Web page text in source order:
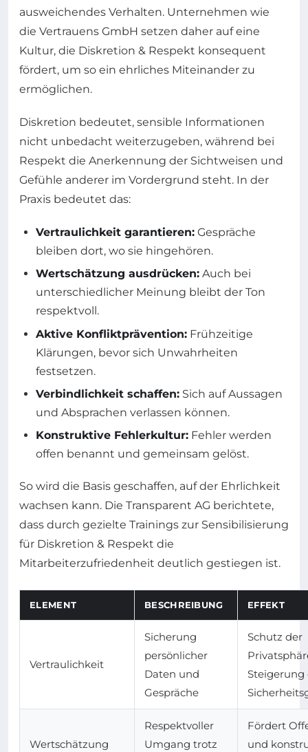
ausweichendes Verhalten. Unternehmen wie
die Vertrauens GmbH setzen daher auf eine
Kultur, die Diskretion & Respekt konsequent
fördert, um so ein ehrliches Miteinander zu
ermöglichen.
Diskretion bedeutet, sensible Informationen
nicht unbedacht weiterzugeben, während bei
Respekt die Anerkennung der Sichtweisen und
Gefühle anderer im Vordergrund steht. In der
Praxis bedeutet das:
Vertraulichkeit garantieren: Gespräche
bleiben dort, wo sie hingehören.
Wertschätzung ausdrücken: Auch bei
unterschiedlicher Meinung bleibt der Ton
respektvoll.
Aktive Konfliktprävention: Frühzeitige
Klärungen, bevor sich Unwahrheiten
festsetzen.
Verbindlichkeit schaffen: Sich auf Aussagen
und Absprachen verlassen können.
Konstruktive Fehlerkultur: Fehler werden
offen benannt und gemeinsam gelöst.
So wird die Basis geschaffen, auf der Ehrlichkeit
wachsen kann. Die Transparent AG berichtete,
dass durch gezielte Trainings zur Sensibilisierung
für Diskretion & Respekt die
Mitarbeiterzufriedenheit deutlich gestiegen ist.
ELEMENT BESCHREIBUNG EFFEKT
Vertraulichkeit
Sicherung
persönlicher
Daten und
Gespräche
Schutz der
Steigerung
Wertschätzung
Respektvoller
Umgang trotz
Fördert
und